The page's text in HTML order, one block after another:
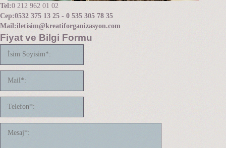
Tel:0 212 962 01 02
Cep:0532 375 13 25 - 0 535 305 78 35
Mail:iletisim@kreatiforganizasyon.com
Fiyat ve Bilgi Formu